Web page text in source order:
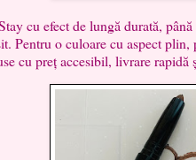
efect de lungă durată, până
Pentru o culoare cu aspect
cu preț accesibil, livrare rapidă